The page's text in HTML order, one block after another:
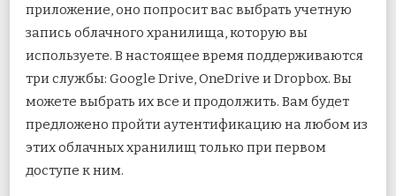
приложение, оно попросит вас выбрать учетную
запись облачного хранилища, которую вы
используете. В настоящее время поддерживаются
три службы: Google Drive, OneDrive и Dropbox. Вы
можете выбрать их все и продолжить. Вам будет
предложено пройти аутентификацию на любом из
этих облачных хранилищ только при первом
доступе к ним.